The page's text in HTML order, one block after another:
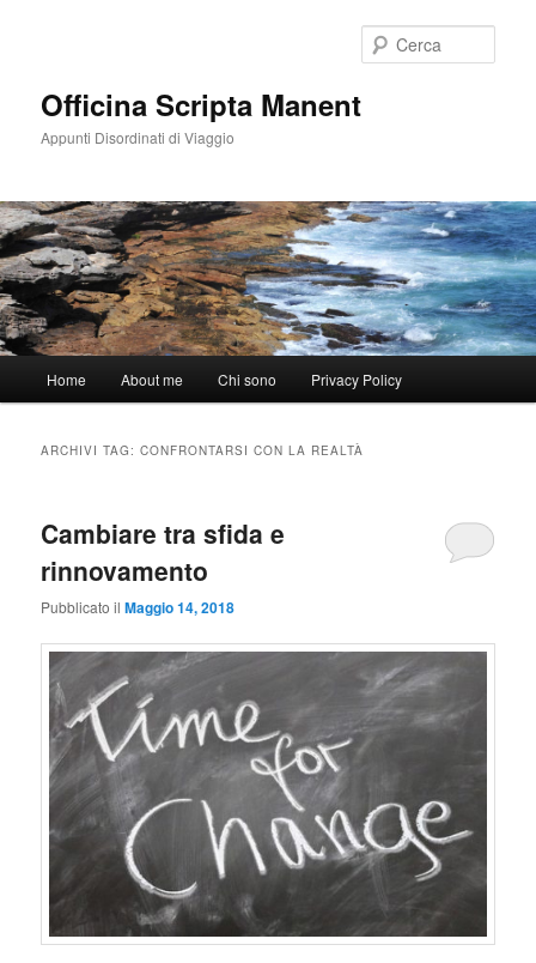
Officina Scripta Manent
Appunti Disordinati di Viaggio
principale
Home About me Chi sono Privacy Policy
ARCHIVI TAG:CONFRONTARSI CON LA REALTÀ
Cambiare tra sfida e
rinnovamento
Pubblicato ilMaggio 14, 2018